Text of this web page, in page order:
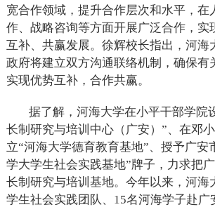
宽合作领域，提升合作层次和水平，在
作、战略咨询等方面开展广泛合作，实
互补、共赢发展。徐辉校长指出，河海
政府将建立双方沟通联络机制，确保有
实现优势互补，合作共赢。
据了解，河海大学在小平干部学院
长制研究与培训中心（广安）”、在邓
立“河海大学德育教育基地”、授予广安
学大学生社会实践基地”牌子，力求把
长制研究与培训基地。今年以来，河海
学生社会实践团队、15名河海学子赴广